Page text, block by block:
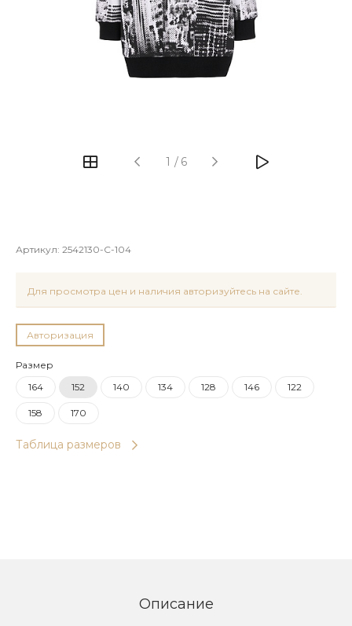
1 / 6
Артикул: 2542130-C-104
Для просмотра цен и наличия авторизуйтесь на сайте.
Авторизация
Размер
164
152 140 134 128 146 122
158 170
Таблица размеров
Описание